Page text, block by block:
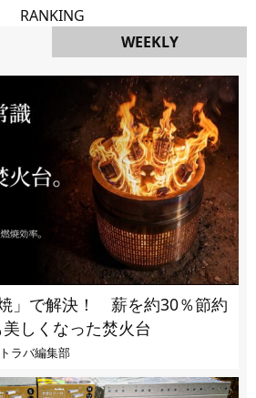
RANKING
WEEKLY
」で解決！ 薪を約30％節約
しくなった焚火台
ラバ編集部